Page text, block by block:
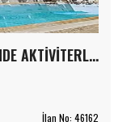
KDZ EREĞLİ BAĞLIK MAHALLESİNDE AKTİVİTERLE DOLU 3+1 SATILIK MUHTEŞEM SİTE
İlan No: 46162